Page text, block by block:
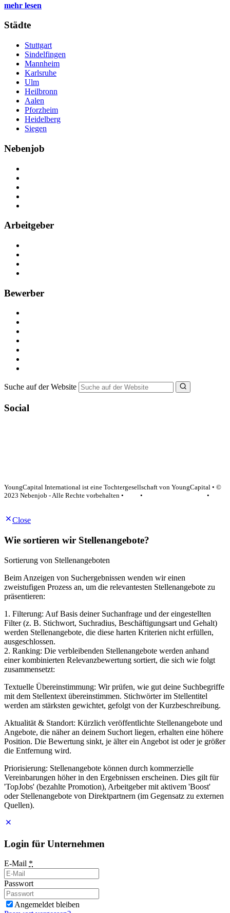
mehr lesen
Städte
Stuttgart
Sindelfingen
Mannheim
Karlsruhe
Ulm
Heilbronn
Aalen
Pforzheim
Heidelberg
Siegen
Nebenjob
Arbeitgeber
Bewerber
Suche auf der Website
Social
YoungCapital International ist eine Tochtergesellschaft von YoungCapital • ©
2023 Nebenjob - Alle Rechte vorbehalten •
•
•
Close
Wie sortieren wir Stellenangebote?
Sortierung von Stellenangeboten
Beim Anzeigen von Suchergebnissen wenden wir einen
zweistufigen Prozess an, um die relevantesten Stellenangebote zu
präsentieren:
1. Filterung: Auf Basis deiner Suchanfrage und der eingestellten
Filter (z. B. Stichwort, Suchradius, Beschäftigungsart und Gehalt)
werden Stellenangebote, die diese harten Kriterien nicht erfüllen,
ausgeschlossen.
2. Ranking: Die verbleibenden Stellenangebote werden anhand
einer kombinierten Relevanzbewertung sortiert, die sich wie folgt
zusammensetzt:
Textuelle Übereinstimmung: Wir prüfen, wie gut deine Suchbegriffe
mit dem Stellentext übereinstimmen. Stichwörter im Stellentitel
werden am stärksten gewichtet, gefolgt von der Kurzbeschreibung.
Aktualität & Standort: Kürzlich veröffentlichte Stellenangebote und
Angebote, die näher an deinem Suchort liegen, erhalten eine höhere
Position. Die Bewertung sinkt, je älter ein Angebot ist oder je größer
die Entfernung wird.
Priorisierung: Stellenangebote können durch kommerzielle
Vereinbarungen höher in den Ergebnissen erscheinen. Dies gilt für
'TopJobs' (bezahlte Promotion), Arbeitgeber mit aktivem 'Boost'
oder Stellenangebote von Direktpartnern (im Gegensatz zu externen
Quellen).
Login für Unternehmen
E-Mail *
Passwort
Angemeldet bleiben